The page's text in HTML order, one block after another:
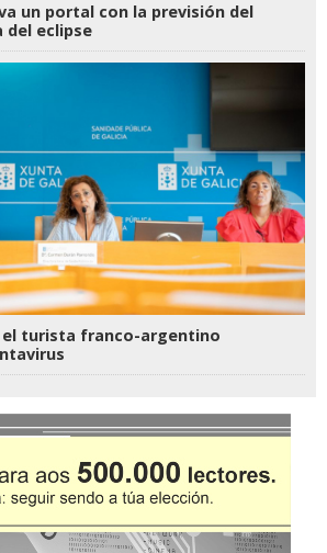
un portal con la previsión del
del eclipse
el turista franco-argentino